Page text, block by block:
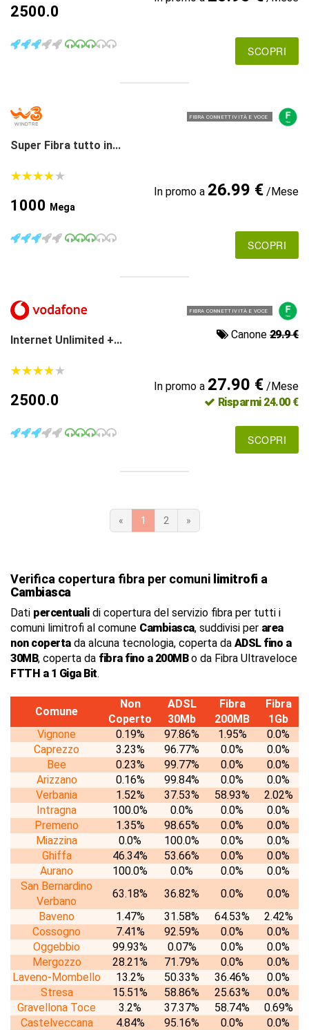
2500.0
SCOPRI
FIBRA CONNETTIVITÀ E VOCE
Super Fibra tutto in...
★★★★★
★★★★★
1000 Mega
In promo a 26.99 €/Mese
SCOPRI
FIBRA CONNETTIVITÀ E VOCE
Internet Unlimited +... Canone 29.9 €
★★★★★
★★★★★
2500.0
In promo a 27.90 €/Mese
Risparmi 24.00 €
SCOPRI
« 1 2 »
Verifica copertura fibra per comuni limitrofi a
Cambiasca
Dati percentualidi copertura del servizio fibra per tutti i
comuni limitrofi al comune Cambiasca, suddivisi per area
non copertada alcuna tecnologia, coperta da ADSL fino a
30MB, coperta da fibra fino a 200MBo da Fibra Ultraveloce
FTTH a 1 Giga Bit.
Comune
Non
Coperto
ADSL
30Mb
Fibra
200MB
Fibra
1Gb
Vignone
0.19% 97.86% 1.95%
0.0%
Caprezzo
3.23% 96.77% 0.0%
0.0%
Bee
0.23% 99.77% 0.0%
0.0%
Arizzano
0.16% 99.84% 0.0%
0.0%
Verbania
1.52% 37.53% 58.93%
2.02%
Intragna
100.0% 0.0% 0.0%
0.0%
Premeno
1.35% 98.65% 0.0%
0.0%
Miazzina
0.0% 100.0% 0.0%
0.0%
Ghiffa
46.34% 53.66% 0.0%
0.0%
Aurano
100.0% 0.0% 0.0%
0.0%
San Bernardino
Verbano
63.18% 36.82% 0.0%
0.0%
Baveno
1.47% 31.58% 64.53%
2.42%
Cossogno
7.41% 92.59% 0.0%
0.0%
Oggebbio
99.93% 0.07% 0.0%
0.0%
Mergozzo
28.21% 71.79% 0.0%
0.0%
Laveno-Mombello
13.2% 50.33% 36.46%
0.0%
Stresa
15.51% 58.86% 25.63%
0.0%
Gravellona Toce
3.2% 37.37% 58.74%
0.69%
Castelveccana
4.84% 95.16% 0.0%
0.0%